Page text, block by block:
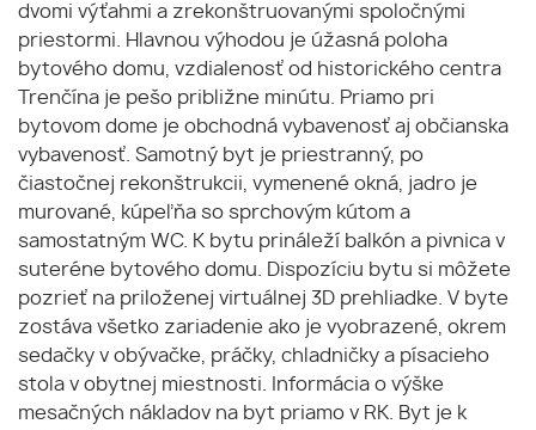
dvomi výťahmi a zrekonštruovanými spoločnými
priestormi. Hlavnou výhodou je úžasná poloha
bytového domu, vzdialenosť od historického centra
Trenčína je pešo približne minútu. Priamo pri
bytovom dome je obchodná vybavenosť aj občianska
vybavenosť. Samotný byt je priestranný, po
čiastočnej rekonštrukcii, vymenené okná, jadro je
murované, kúpeľňa so sprchovým kútom a
samostatným WC. K bytu prináleží balkón a pivnica v
suteréne bytového domu. Dispozíciu bytu si môžete
pozrieť na priloženej virtuálnej 3D prehliadke. V byte
zostáva všetko zariadenie ako je vyobrazené, okrem
sedačky v obývačke, práčky, chladničky a písacieho
stola v obytnej miestnosti. Informácia o výške
mesačných nákladov na byt priamo v RK. Byt je k